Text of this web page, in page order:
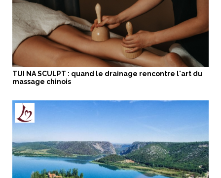
TUI NA SCULPT : quand le drainage rencontre l'art du
massage chinois